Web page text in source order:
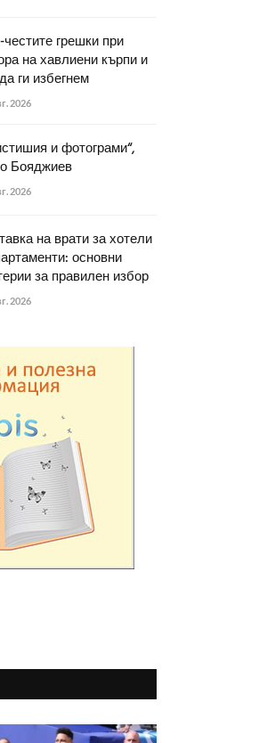
грешки при
на хавлиени кърпи и
ги избегнем
2026
и фотограми“,
Бояджиев
2026
на врати за хотели
основни
за правилен избор
2026